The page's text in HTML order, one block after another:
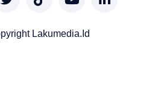
Lakumedia.id